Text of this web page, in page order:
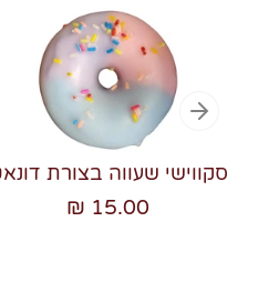
סקווישי שעווה בצורת
15.00 ₪